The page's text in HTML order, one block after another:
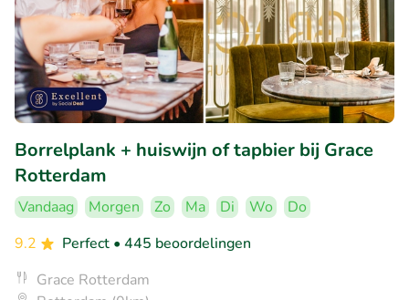
Borrelplank + huiswijn of tapbier bij Grace
Rotterdam
Vandaag Morgen Zo Ma Di Wo
Do
9.2
Perfect • 445 beoordelingen
Grace Rotterdam